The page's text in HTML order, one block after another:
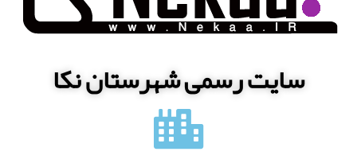
سایت رسمی شهرستان نکا